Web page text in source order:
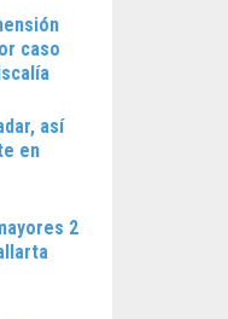
caso
así
en
2